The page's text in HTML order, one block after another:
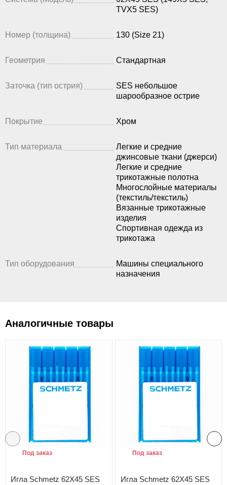
TVX5 SES)
Номер (толщина) 130 (Size 21)
Геометрия Стандартная
Заточка (тип острия)
SES небольшое
шарообразное острие
Покрытие Хром
Тип материала
Легкие и средние
джинсовые ткани (джерси)
Легкие и средние
трикотажные полотна
Многослойные материалы
(текстиль/текстиль)
Вязанные трикотажные
изделия
Спортивная одежда из
трикотажа
Тип оборудования
Машины специального
назначения
Аналогичные товары
Игла Schmetz 62X45 SES
Под заказ
Игла Schmetz 62X45 SES
Под заказ